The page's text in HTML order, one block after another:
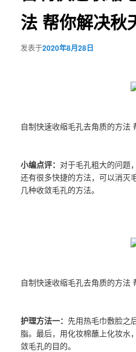
法 帮你解决秋
发表于2020年8月28日
自制快速收缩毛孔去角质的方法
小编点评： 对于毛孔粗大的问题
还有很多快捷的方法，可以消灭
几种收敛毛孔的方法。
自制快速收缩毛孔去角质的方法
护理方法一：先用热毛巾敷脸之
脂。最后，用化妆棉蘸上化妆水
敛毛孔的目的。